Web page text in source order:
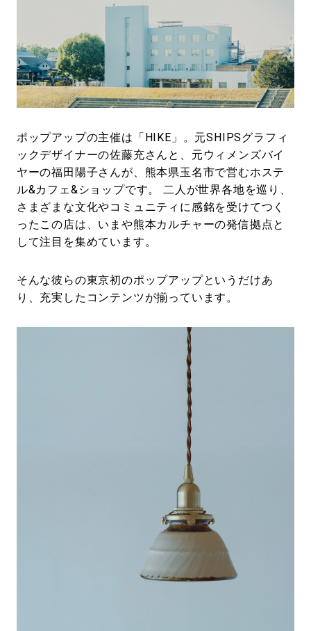
ポップアップの主催は「HIKE」。元SHIPSグラフィ
ックデザイナーの佐藤充さんと、元ウィメンズバイ
ヤーの福田陽子さんが、熊本県玉名市で営むホステ
ル&カフェ&ショップです。 二人が世界各地を巡り、
さまざまな文化やコミュニティに感銘を受けてつく
ったこの店は、いまや熊本カルチャーの発信拠点と
して注目を集めています。
そんな彼らの東京初のポップアップというだけあ
り、充実したコンテンツが揃っています。